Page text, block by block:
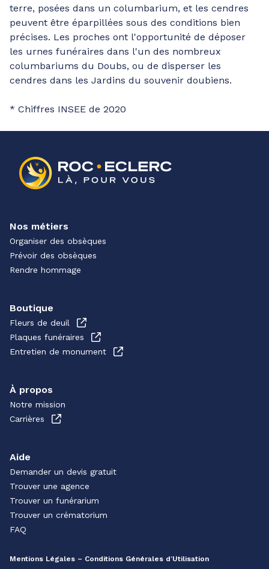
terre, posées dans un columbarium, et les cendres
peuvent être éparpillées sous des conditions bien
précises. Les proches ont l'opportunité de déposer
les urnes funéraires dans l'un des nombreux
columbariums du Doubs, ou de disperser les
cendres dans les Jardins du souvenir doubiens.
* Chiffres INSEE de 2020
Nos métiers
Organiser des obsèques
Prévoir des obsèques
Rendre hommage
Boutique
Fleurs de deuil
Plaques funéraires
Entretien de monument
À propos
Notre mission
Carrières
Aide
Demander un devis gratuit
Trouver une agence
Trouver un funérarium
Trouver un crématorium
FAQ
Mentions Légales – Conditions Générales d’Utilisation